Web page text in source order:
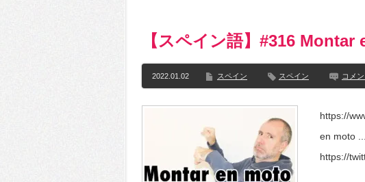
【スペイン語】#316 Montar
2022.01.02 スペイン スペイン コメ
https://
en moto
https://